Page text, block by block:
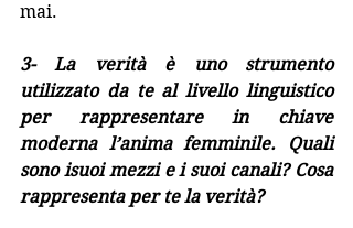
mai.
3- La verità è uno strumento
utilizzato da te al livello linguistico
per rappresentare in chiave
moderna l’anima femminile. Quali
sono isuoi mezzi e i suoi canali? Cosa
rappresenta per te la verità?